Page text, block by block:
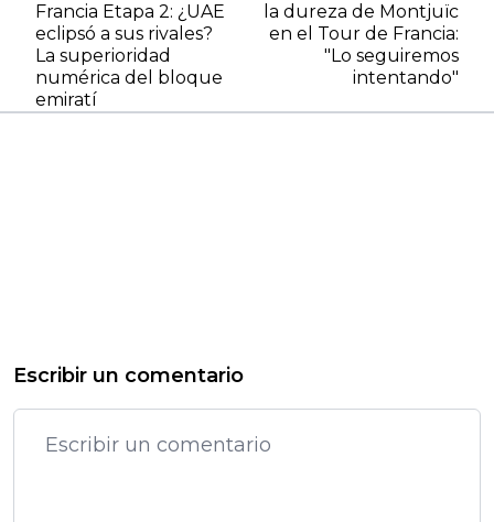
Francia Etapa 2: ¿UAE
eclipsó a sus rivales?
La superioridad
numérica del bloque
emiratí
la dureza de Montjuïc
en el Tour de Francia:
"Lo seguiremos
intentando"
Escribir un comentario